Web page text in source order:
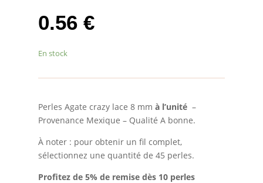
0.56 €
En stock
Perles Agate crazy lace 8 mm à l’unité –
Provenance Mexique – Qualité A bonne.
À noter : pour obtenir un fil complet,
sélectionnez une quantité de 45 perles.
Profitez de 5% de remise dès 10 perles